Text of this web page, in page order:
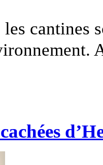
les cantines